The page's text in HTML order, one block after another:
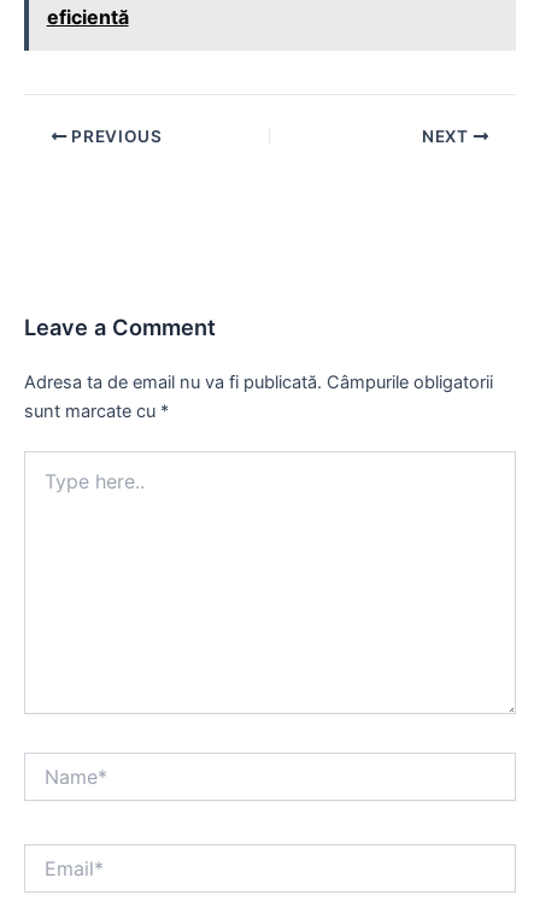
eficientă
Post PREVIOUS NEXT
Leave a Comment
Adresa ta de email nu va fi publicată. Câmpurile obligatorii
sunt marcate cu *
here..